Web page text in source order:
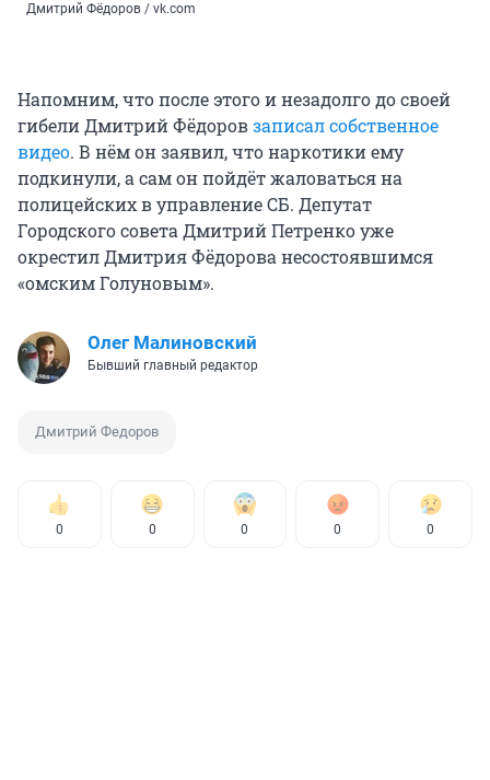
Дмитрий Фёдоров / vk.com
Напомним, что после этого и незадолго до своей
гибели Дмитрий Фёдоровзаписал собственное
видео. В нём он заявил, что наркотики ему
подкинули, а сам он пойдёт жаловаться на
полицейских в управление СБ. Депутат
Городского совета Дмитрий Петренко уже
окрестил Дмитрия Фёдорова несостоявшимся
«омским Голуновым».
Олег Малиновский
Бывший главный редактор
Дмитрий Федоров
0 0 0 0 0